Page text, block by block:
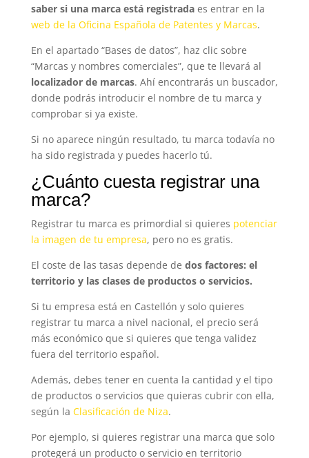
saber si una marca está registrada es entrar en la
web de la Oficina Española de Patentes y Marcas.
En el apartado “Bases de datos”, haz clic sobre
“Marcas y nombres comerciales”, que te llevará al
localizador de marcas. Ahí encontrarás un buscador,
donde podrás introducir el nombre de tu marca y
comprobar si ya existe.
Si no aparece ningún resultado, tu marca todavía no
ha sido registrada y puedes hacerlo tú.
¿Cuánto cuesta registrar una
marca?
Registrar tu marca es primordial si quieres potenciar
la imagen de tu empresa, pero no es gratis.
El coste de las tasas depende de dos factores: el
territorio y las clases de productos o servicios.
Si tu empresa está en Castellón y solo quieres
registrar tu marca a nivel nacional, el precio será
más económico que si quieres que tenga validez
fuera del territorio español.
Además, debes tener en cuenta la cantidad y el tipo
de productos o servicios que quieras cubrir con ella,
según la Clasificación de Niza.
Por ejemplo, si quieres registrar una marca que solo
protegerá un producto o servicio en territorio